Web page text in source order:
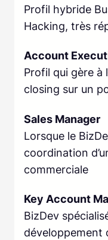
Profil hybride
Hacking, très
Account
Profil qui gère à
closing sur un
Sales Manager
Lorsque le
coordination
commerciale
Key Account
BizDev
développement